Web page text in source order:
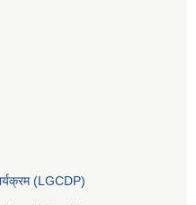
(LGCDP)